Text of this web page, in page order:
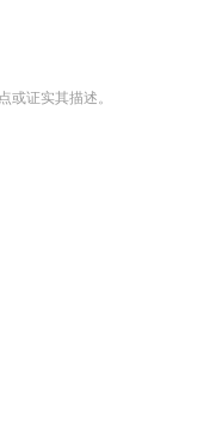
或证实其描述。